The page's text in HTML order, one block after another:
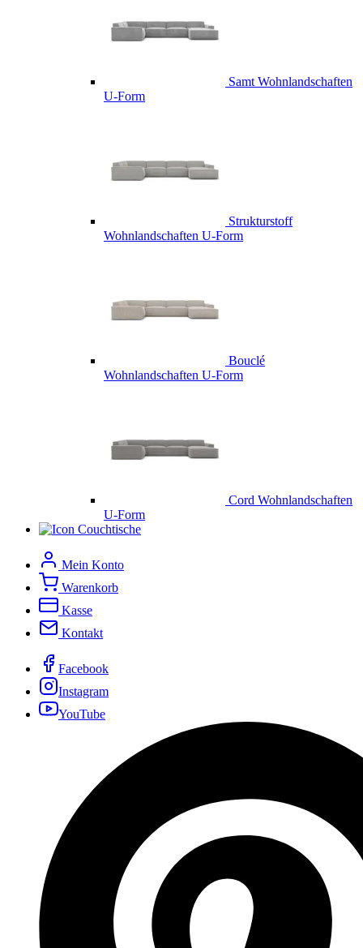
Samt Wohnlandschaften
U-Form
Strukturstoff
Wohnlandschaften U-Form
Bouclé
Wohnlandschaften U-Form
Cord Wohnlandschaften
U-Form
Couchtische
Mein Konto
Warenkorb
Kasse
Kontakt
Facebook
Instagram
YouTube